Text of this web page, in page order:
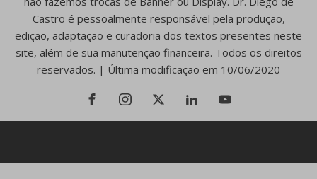
Castro é pessoalmente responsável pela produção,
edição, adaptação e curadoria dos textos presentes neste
site, além de sua manutenção financeira. Todos os direitos
reservados. | Última modificação em 10/06/2020